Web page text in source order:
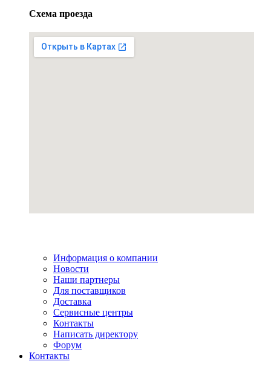
Схема проезда
Информация о компании
Новости
Наши партнеры
Для поставщиков
Доставка
Сервисные центры
Контакты
Написать директору
Форум
Контакты